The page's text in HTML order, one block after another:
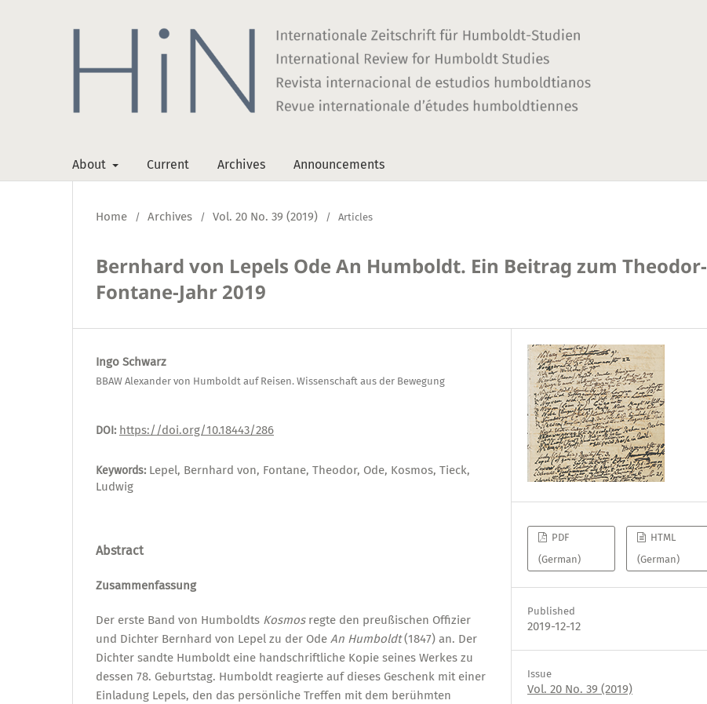
About Current Archives Announcements
Home / Archives / Vol. 20 No. 39 (2019) / Articles
Bernhard von Lepels Ode An Humboldt. Ein Beitrag zum Theodor-
Fontane-Jahr 2019
Ingo Schwarz
BBAW Alexander von Humboldt auf Reisen. Wissenschaft aus der Bewegung
DOI: https://doi.org/10.18443/286
Keywords: Lepel, Bernhard von, Fontane, Theodor, Ode, Kosmos, Tieck,
Ludwig
Abstract
Zusammenfassung
Der erste Band von Humboldts Kosmosregte den preußischen Offizier
und Dichter Bernhard von Lepel zu der Ode An Humboldt(1847) an. Der
Dichter sandte Humboldt eine handschriftliche Kopie seines Werkes zu
dessen 78. Geburtstag. Humboldt reagierte auf dieses Geschenk mit einer
Einladung Lepels, den das persönliche Treffen mit dem berühmten
PDF
(German)
HTML
(German)
Published
2019-12-12
Issue
Vol. 20 No. 39 (2019)